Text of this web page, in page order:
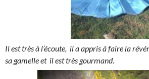
Il est très à l’écoute, il a appris à faire la
sa gamelle et il est très gourmand.